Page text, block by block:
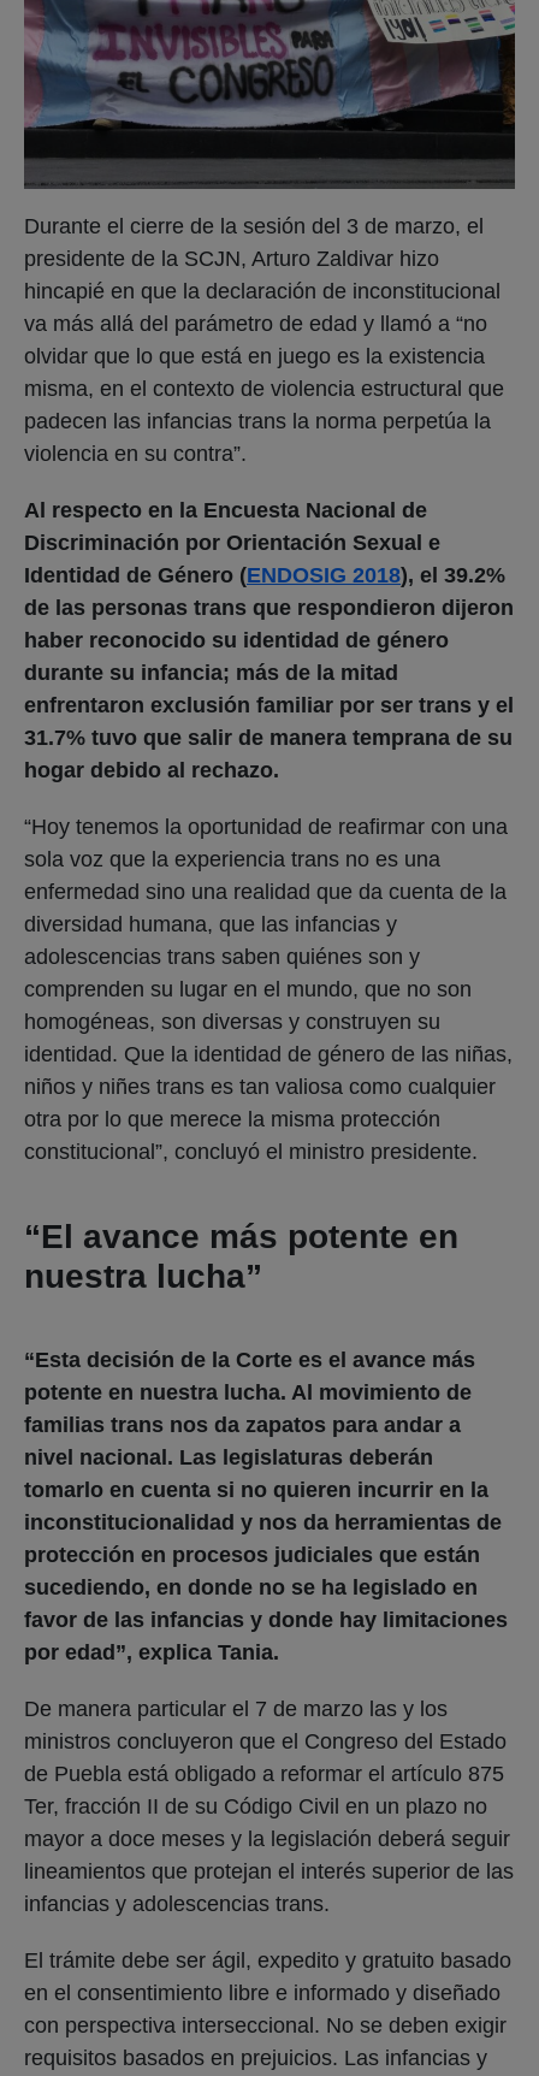
Durante el cierre de la sesión del 3 de marzo, el
presidente de la SCJN, Arturo Zaldivar hizo
hincapié en que la declaración de inconstitucional
va más allá del parámetro de edad y llamó a “no
olvidar que lo que está en juego es la existencia
misma, en el contexto de violencia estructural que
padecen las infancias trans la norma perpetúa la
violencia en su contra”.
Al respecto en la Encuesta Nacional de
Discriminación por Orientación Sexual e
Identidad de Género (ENDOSIG 2018), el 39.2%
de las personas trans que respondieron dijeron
haber reconocido su identidad de género
durante su infancia; más de la mitad
enfrentaron exclusión familiar por ser trans y el
31.7% tuvo que salir de manera temprana de su
hogar debido al rechazo.
“Hoy tenemos la oportunidad de reafirmar con una
sola voz que la experiencia trans no es una
enfermedad sino una realidad que da cuenta de la
diversidad humana, que las infancias y
adolescencias trans saben quiénes son y
comprenden su lugar en el mundo, que no son
homogéneas, son diversas y construyen su
identidad. Que la identidad de género de las niñas,
niños y niñes trans es tan valiosa como cualquier
otra por lo que merece la misma protección
constitucional”, concluyó el ministro presidente.
“El avance más potente en
nuestra lucha”
“Esta decisión de la Corte es el avance más
potente en nuestra lucha. Al movimiento de
familias trans nos da zapatos para andar a
nivel nacional. Las legislaturas deberán
tomarlo en cuenta si no quieren incurrir en la
inconstitucionalidad y nos da herramientas de
protección en procesos judiciales que están
sucediendo, en donde no se ha legislado en
favor de las infancias y donde hay limitaciones
por edad”, explica Tania.
De manera particular el 7 de marzo las y los
ministros concluyeron que el Congreso del Estado
de Puebla está obligado a reformar el artículo 875
Ter, fracción II de su Código Civil en un plazo no
mayor a doce meses y la legislación deberá seguir
lineamientos que protejan el interés superior de las
infancias y adolescencias trans.
El trámite debe ser ágil, expedito y gratuito basado
en el consentimiento libre e informado y diseñado
con perspectiva interseccional. No se deben exigir
requisitos basados en prejuicios. Las infancias y